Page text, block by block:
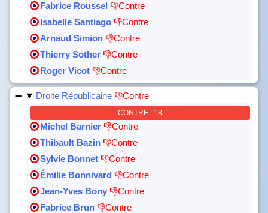
Fabrice Roussel 👎Contre
Isabelle Santiago 👎Contre
Arnaud Simion 👎Contre
Thierry Sother 👎Contre
Roger Vicot 👎Contre
Droite Républicaine 👎Contre
CONTRE : 18
Michel Barnier 👎Contre
Thibault Bazin 👎Contre
Sylvie Bonnet 👎Contre
Émilie Bonnivard 👎Contre
Jean-Yves Bony 👎Contre
Fabrice Brun 👎Contre